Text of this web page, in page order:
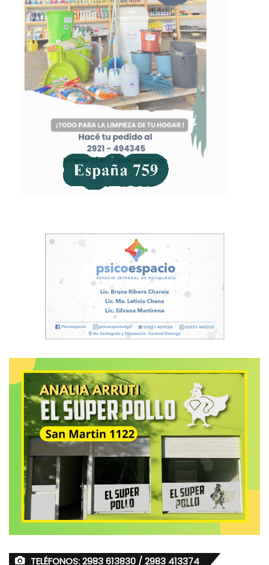
TELÉFONOS: 2983 613830 / 2983 413374